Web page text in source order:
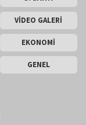
VİDEO GALERİ
EKONOMİ
GENEL